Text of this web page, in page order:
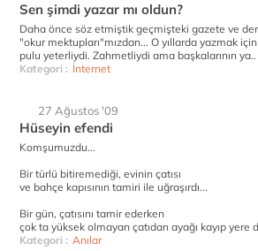
Sen şimdi yazar mı oldun?
Daha önce söz etmiştik geçmişteki gazete ve
"okur mektupları"mızdan... O yıllarda yazmak
pulu yeterliydi. Zahmetliydi ama başkalarının ya..
Kategori : İnternet
27 Ağustos '09
Hüseyin efendi
Komşumuzdu...
Bir türlü bitiremediği, evinin çatısı
ve bahçe kapısının tamiri ile uğraşırdı...
Bir gün, çatısını tamir ederken
çok ta yüksek olmayan çatıdan ayağı kayıp yere
Kategori : Anılar